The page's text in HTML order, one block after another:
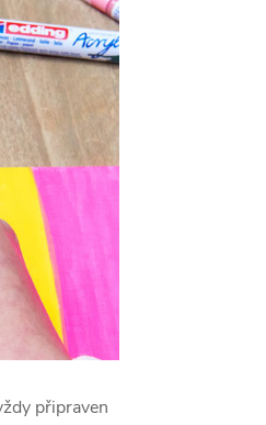
připraven